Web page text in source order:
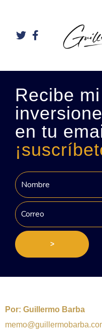
Recibe
en tu
>
Por: Guillermo Barba